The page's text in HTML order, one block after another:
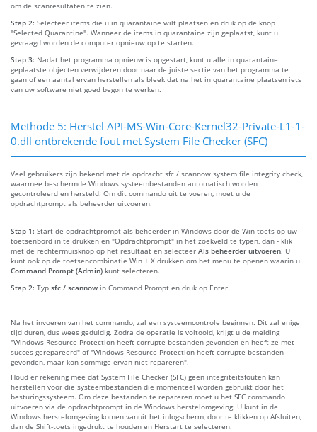
om de scanresultaten te zien.
Stap 2: Selecteer items die u in quarantaine wilt plaatsen en druk op de knop
"Selected Quarantine". Wanneer de items in quarantaine zijn geplaatst, kunt u
gevraagd worden de computer opnieuw op te starten.
Stap 3: Nadat het programma opnieuw is opgestart, kunt u alle in quarantaine
geplaatste objecten verwijderen door naar de juiste sectie van het programma te
gaan of een aantal ervan herstellen als bleek dat na het in quarantaine plaatsen iets
van uw software niet goed begon te werken.
Methode 5: Herstel API-MS-Win-Core-Kernel32-Private-L1-1-
0.dll ontbrekende fout met System File Checker (SFC)
Veel gebruikers zijn bekend met de opdracht sfc / scannow system file integrity check,
waarmee beschermde Windows systeembestanden automatisch worden
gecontroleerd en hersteld. Om dit commando uit te voeren, moet u de
opdrachtprompt als beheerder uitvoeren.
Stap 1: Start de opdrachtprompt als beheerder in Windows door de Win toets op uw
toetsenbord in te drukken en "Opdrachtprompt" in het zoekveld te typen, dan - klik
met de rechtermuisknop op het resultaat en selecteer Als beheerder uitvoeren. U
kunt ook op de toetsencombinatie Win + X drukken om het menu te openen waarin u
Command Prompt (Admin) kunt selecteren.
Stap 2: Typ sfc / scannow in Command Prompt en druk op Enter.
Na het invoeren van het commando, zal een systeemcontrole beginnen. Dit zal enige
tijd duren, dus wees geduldig. Zodra de operatie is voltooid, krijgt u de melding
"Windows Resource Protection heeft corrupte bestanden gevonden en heeft ze met
succes gerepareerd" of "Windows Resource Protection heeft corrupte bestanden
gevonden, maar kon sommige ervan niet repareren".
Houd er rekening mee dat System File Checker (SFC) geen integriteitsfouten kan
herstellen voor die systeembestanden die momenteel worden gebruikt door het
besturingssysteem. Om deze bestanden te repareren moet u het SFC commando
uitvoeren via de opdrachtprompt in de Windows herstelomgeving. U kunt in de
Windows herstelomgeving komen vanuit het inlogscherm, door te klikken op Afsluiten,
dan de Shift-toets ingedrukt te houden en Herstart te selecteren.